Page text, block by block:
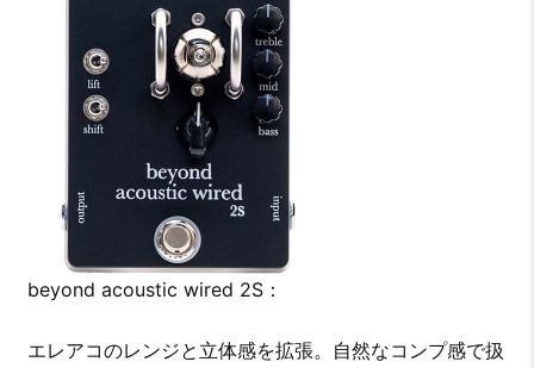
beyond acoustic wired 2S：
エレアコのレンジと立体感を拡張。自然なコンプ感で扱